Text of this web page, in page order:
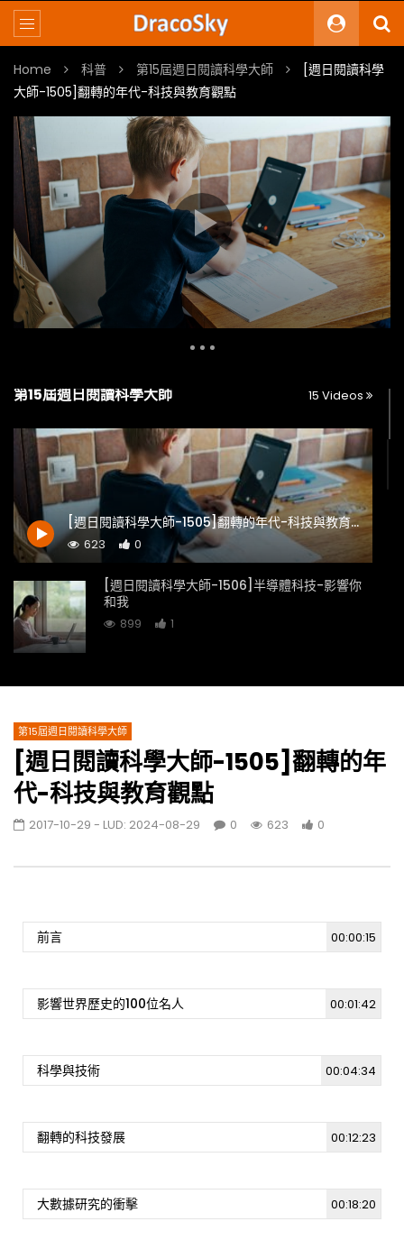
Home 科普 第15屆週日閱讀科學大師
[週日閱讀科學
大師-1505]翻轉的年代-科技與教育觀點
Original Video
第15屆週日閱讀科學大師 15 Videos
[週日閱讀科學大師-1505]翻轉的年代-科技與教育觀點
623 0
[週日閱讀科學大師-1506]半導體科技-影響你
和我
899 1
[週日閱讀科學大師-1509]語音技術的前世今生
1K 0
山研究
[週日閱讀科學大師-1511]量子電腦對人腦的挑
1.1K 1
1.3K 0
[週日閱讀科學大師-1514] 生命的協奏曲–巨觀
到微觀說共生
[週日閱讀科學大師-1514]外來種的來,去? 從各
第15屆週日閱讀科學大師
[週日閱讀科學大師-1505]翻轉的年
代-科技與教育觀點
2017-10-29 - LUD: 2024-08-29 0 623 0
前言 00:00:15
影響世界歷史的100位名人 00:01:42
科學與技術 00:04:34
翻轉的科技發展 00:12:23
大數據研究的衝擊 00:18:20